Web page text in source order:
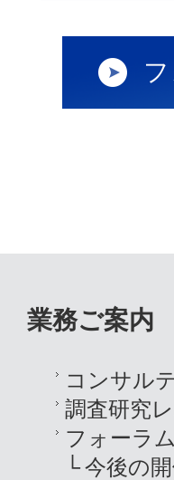
業務ご案内
コンサル
調査研究
フォーラ
今後の